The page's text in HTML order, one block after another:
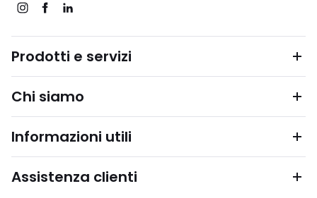
Prodotti e servizi
Chi siamo
Informazioni utili
Assistenza clienti